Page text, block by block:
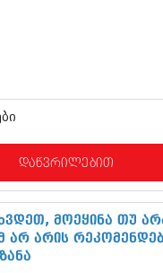
დაწვრილებით
მოეყინა თუ
არ არის